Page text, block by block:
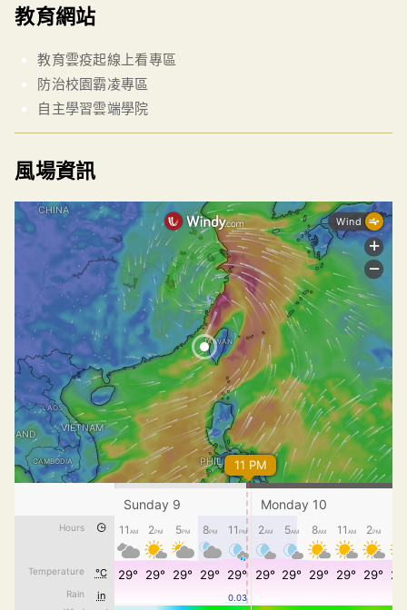
教育網站
教育雲疫起線上看專區
防治校園霸凌專區
自主學習雲端學院
風場資訊